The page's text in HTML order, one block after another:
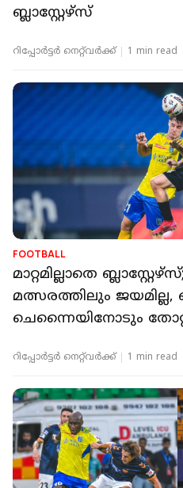
ബ്ലാസ്റ്റേഴ്സ്‌
റിപ്പോർട്ടർ നെറ്റ്‌വര്‍ക്ക്‌ 1 min read
FOOTBALL
മാറ്റമില്ലാതെ
മത്സരത്തിലും ജയമില്ല,
ചെന്നൈയിനോടും
റിപ്പോർട്ടർ നെറ്റ്‌വര്‍ക്ക്‌ 1 min read